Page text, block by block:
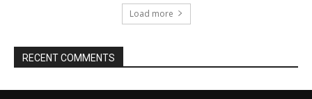
Load more
RECENT COMMENTS